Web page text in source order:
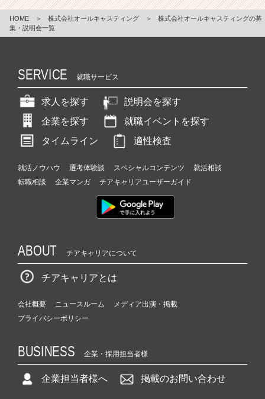
カ
ウ
ト
く
就
活
サ
キ
ャ
リ
ア
e
r
HOME ＞ 株式会社オールキャスティング ＞
株式会社オールキャスティングの募
集・説明会一覧
SERVICE 就職サービス
求人を探す
説明会を探す
企業を探す
就職イベントを探す
タイムライン
適性検査
就活ノウハウ 選考体験談 スペシャルコンテンツ
就活相談
転職相談
企業マンガ チアキャリアユーザーガイド
ABOUT チアキャリアについて
チアキャリアとは
会社概要 ニュースルーム
メディア出演・掲載
プライバシーポリシー
BUSINESS 企業・採用担当者様
企業担当者様へ 掲載のお問い合わせ